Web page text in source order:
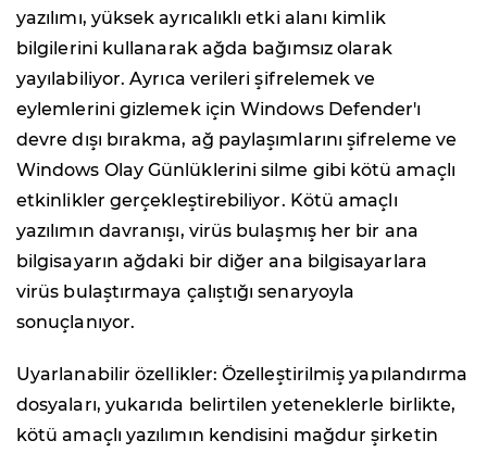
yazılımı, yüksek ayrıcalıklı etki alanı kimlik
bilgilerini kullanarak ağda bağımsız olarak
yayılabiliyor. Ayrıca verileri şifrelemek ve
eylemlerini gizlemek için Windows Defender'ı
devre dışı bırakma, ağ paylaşımlarını şifreleme ve
Windows Olay Günlüklerini silme gibi kötü amaçlı
etkinlikler gerçekleştirebiliyor. Kötü amaçlı
yazılımın davranışı, virüs bulaşmış her bir ana
bilgisayarın ağdaki bir diğer ana bilgisayarlara
virüs bulaştırmaya çalıştığı senaryoyla
sonuçlanıyor.
Uyarlanabilir özellikler: Özelleştirilmiş yapılandırma
dosyaları, yukarıda belirtilen yeteneklerle birlikte,
kötü amaçlı yazılımın kendisini mağdur şirketin